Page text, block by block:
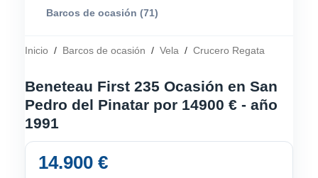
Barcos de ocasión (71)
Inicio / Barcos de ocasión / Vela / Crucero Regata
Beneteau First 235 Ocasión en San
Pedro del Pinatar por 14900 € - año
1991
14.900 €